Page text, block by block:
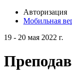
Авторизация
Мобильная
19 - 20 мая 2022 г.